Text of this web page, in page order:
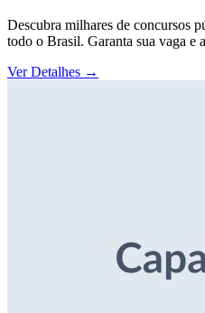
Descubra milhares de concursos
todo o Brasil. Garanta sua vaga e
Ver Detalhes →